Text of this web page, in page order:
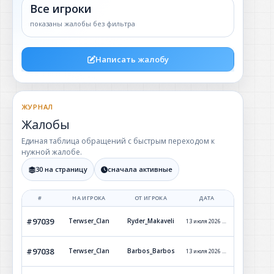
Все игроки
показаны жалобы без фильтра
Написать жалобу
ЖУРНАЛ
Жалобы
Единая таблица обращений с быстрым переходом к
нужной жалобе.
30 на страницу сначала активные
# НА ИГРОКА ОТ ИГРОКА ДАТА
#97039 Terwser_Clan Ryder_Makaveli 13 июля 2026 г. 12:50
#97038 Terwser_Clan Barbos_Barbos 13 июля 2026 г. 12:46